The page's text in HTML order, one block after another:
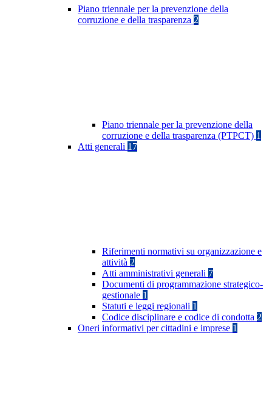
Piano triennale per la prevenzione della
corruzione e della trasparenza 2
Piano triennale per la prevenzione della
corruzione e della trasparenza (PTPCT) 1
Atti generali 17
Riferimenti normativi su organizzazione e
attività 2
Atti amministrativi generali 7
Documenti di programmazione strategico-
gestionale 1
Statuti e leggi regionali 1
Codice disciplinare e codice di condotta 2
Oneri informativi per cittadini e imprese 1